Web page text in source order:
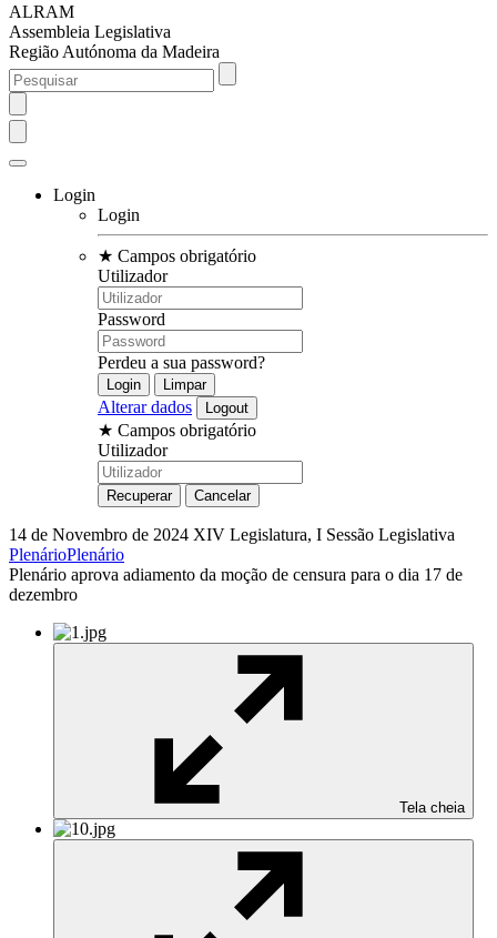
ALRAM
Assembleia Legislativa
Região Autónoma da Madeira
Login
Login
★ Campos obrigatório
Utilizador
Password
Perdeu a sua password?
Alterar dados
★ Campos obrigatório
Utilizador
14 de Novembro de 2024 XIV Legislatura, I Sessão Legislativa
PlenárioPlenário
Plenário aprova adiamento da moção de censura para o dia 17 de
dezembro
Tela cheia